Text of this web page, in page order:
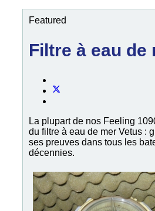
Featured
Filtre à eau de
La plupart de nos Feeling
du filtre à eau de mer Vetus :
ses preuves dans tous les
décennies.